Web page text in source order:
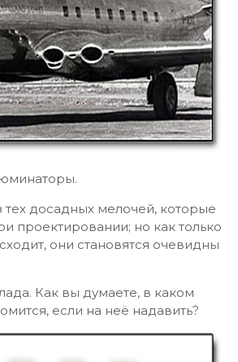
тех досадных мелочей, которые
проектировании; но как только
они становятся очевидны
Как вы думаете, в каком
если на неё надавить?